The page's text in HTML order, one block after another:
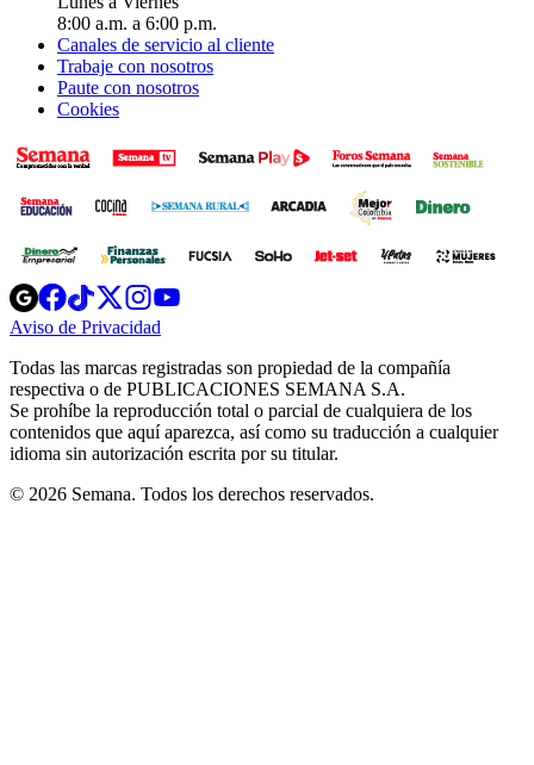
8:00 a.m. a 6:00 p.m.
Canales de servicio al cliente
Trabaje con nosotros
Paute con nosotros
Cookies
Opens
in
new
Opens
in
new
Opens
in
new
window
Opens
new
windowwindow
Aviso de Privacidad
new
window
Todas las marcas registradas son propiedad de la compañía
respectiva o de PUBLICACIONES SEMANA S.A.
Se prohíbe la reproducción total o parcial de cualquiera de los
contenidos que aquí aparezca, así como su traducción a cualquier
idioma sin autorización escrita por su titular.
© 2026 Semana. Todos los derechos reservados.